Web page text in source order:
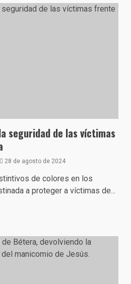
seguridad de las víctimas
28 de agosto de 2024
de colores en los
a proteger a víctimas de...